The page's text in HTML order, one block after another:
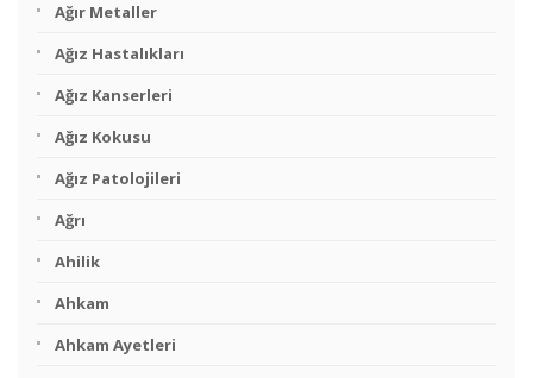
Ağır Metaller
Ağız Hastalıkları
Ağız Kanserleri
Ağız Kokusu
Ağız Patolojileri
Ağrı
Ahilik
Ahkam
Ahkam Ayetleri